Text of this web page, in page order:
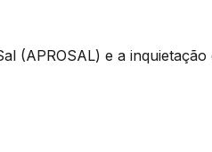
(APROSAL) e a